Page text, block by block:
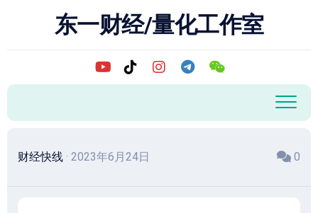
东一财经/量化工作室
财经快线 · 2023年6月24日 0